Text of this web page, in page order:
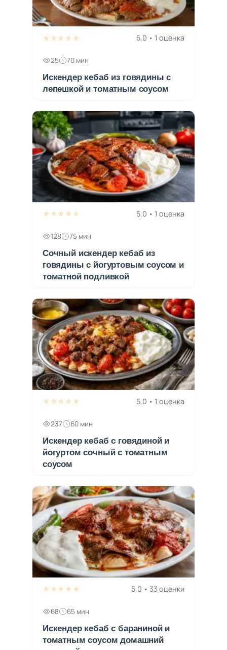
★★★★★ 5,0 • 1 оценка
25 70 мин
Искендер кебаб из говядины с
лепешкой и томатным соусом
★★★★★ 5,0 • 1 оценка
128 75 мин
Сочный искендер кебаб из
говядины с йогуртовым соусом и
томатной подливкой
★★★★★ 5,0 • 1 оценка
237 60 мин
Искендер кебаб с говядиной и
йогуртом сочный с томатным
соусом
★★★★★ 5,0 • 33 оценки
68 65 мин
Искендер кебаб с бараниной и
томатным соусом домашний